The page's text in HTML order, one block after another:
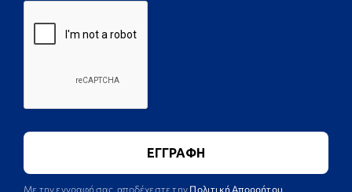
Με την εγγραφή σας, αποδέχεστε την Πολιτική Απορρήτου